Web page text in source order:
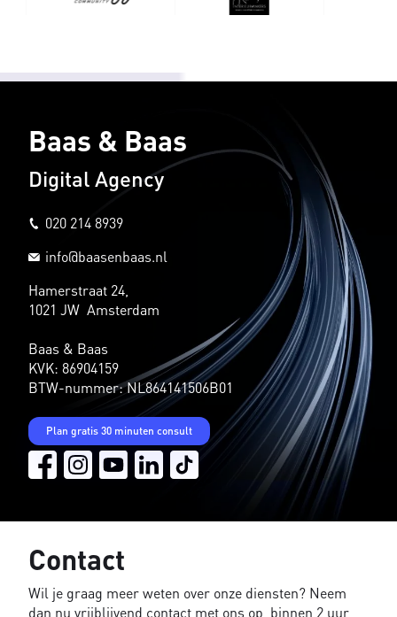
Baas & Baas
Digital Agency
020 214 8939
info@baasenbaas.nl
Hamerstraat 24,
1021 JW Amsterdam
Baas & Baas
KVK: 86904159
BTW-nummer: NL864141506B01
Plan gratis 30 minuten consult
Contact
Wil je graag meer weten over onze diensten? Neem
dan nu vrijblijvend contact met ons op, binnen 2 uur